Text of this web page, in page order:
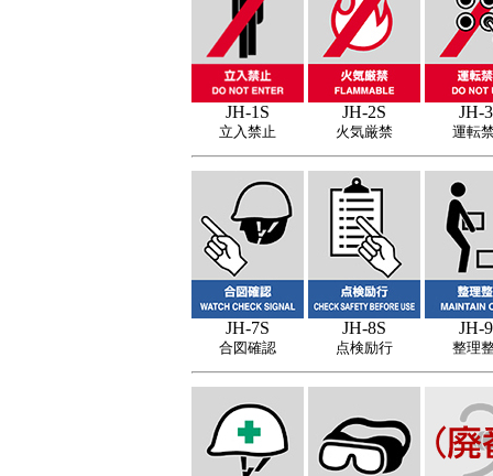
JH-1S
立入禁止
JH-2S
火気厳禁
JH-
運転
JH-7S
合図確認
JH-8S
点検励行
JH-
整理